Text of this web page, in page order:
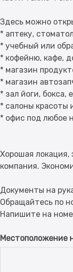
Здесь можно
* аптеку,
* учебный или
* кофейню, кафе,
* магазин
* магазин
* зал йоги, бокса,
* салоны красоты
* офис под любое
Хорошая локация,
компания.
Документы на
Обращайтесь по
Местоположение